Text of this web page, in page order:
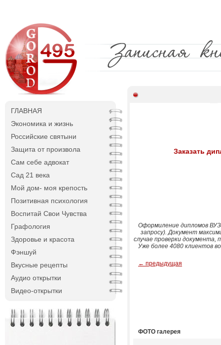
ГЛАВНАЯ
Экономика и жизнь
Российские святыни
Защита от произвола
Сам себе адвокат
Сад 21 века
Мой дом- моя крепость
Позитивная психология
Воспитай Свои Чувства
Графология
Здоровье и красота
Фэншуй
Вкусные рецепты
Аудио открытки
Видео-открытки
Заказать
Оформиление дипломов
запросу). Документ
случае проверки документа,
Уже более 4080 клиентов
← предыдущая
ФОТО галерея